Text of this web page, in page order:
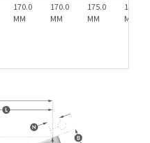
170.0
MM
170.0
MM
175.0
MM
175.0
MM